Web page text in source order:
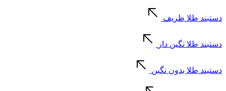
دستبند طلا ظریف
دستبند طلا نگین دار
دستبند طلا بدون نگین